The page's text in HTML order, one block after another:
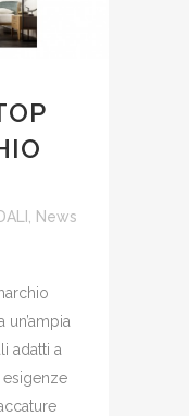
News
un’ampia
adatti a